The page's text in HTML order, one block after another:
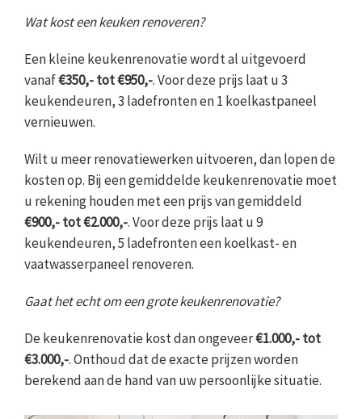
Wat kost een keuken renoveren?
Een kleine keukenrenovatie wordt al uitgevoerd
vanaf€350,- tot €950,-. Voor deze prijs laat u 3
keukendeuren, 3 ladefronten en 1 koelkastpaneel
vernieuwen.
Wilt u meer renovatiewerken uitvoeren, dan lopen de
kosten op. Bij een gemiddelde keukenrenovatie moet
u rekening houden met een prijs van gemiddeld
€900,- tot €2.000,-. Voor deze prijs laat u 9
keukendeuren, 5 ladefronten een koelkast- en
vaatwasserpaneel renoveren.
Gaat het echt om een grote keukenrenovatie?
De keukenrenovatie kost dan ongeveer€1.000,- tot
€3.000,-. Onthoud dat de exacte prijzen worden
berekend aan de hand van uw persoonlijke situatie.